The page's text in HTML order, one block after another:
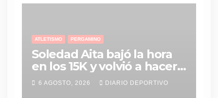
ATLETISMO PERGAMINO
Soledad Aita bajó la hora
en los 15K y volvió a hacer
historia con un nuevo
récord personal
6 AGOSTO, 2026 DIARIO DEPORTIVO